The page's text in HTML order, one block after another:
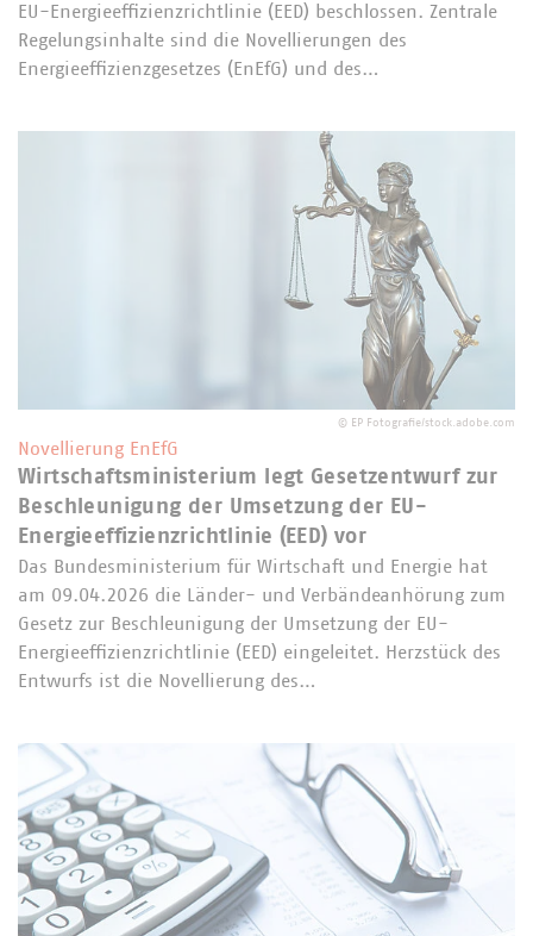
EU-Energieeffizienzrichtlinie (EED) beschlossen. Zentrale
Regelungsinhalte sind die Novellierungen des
Energieeffizienzgesetzes (EnEfG) und des…
© EP Fotografie/stock.adobe.com
Novellierung EnEfG
Wirtschaftsministerium legt Gesetzentwurf zur
Beschleunigung der Umsetzung der EU-
Energieeffizienzrichtlinie (EED) vor
Das Bundesministerium für Wirtschaft und Energie hat
am 09.04.2026 die Länder- und Verbändeanhörung zum
Gesetz zur Beschleunigung der Umsetzung der EU-
Energieeffizienzrichtlinie (EED) eingeleitet. Herzstück des
Entwurfs ist die Novellierung des…